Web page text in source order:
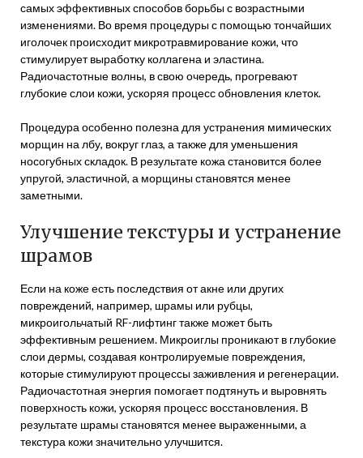
самых эффективных способов борьбы с возрастными
изменениями. Во время процедуры с помощью тончайших
иголочек происходит микротравмирование кожи, что
стимулирует выработку коллагена и эластина.
Радиочастотные волны, в свою очередь, прогревают
глубокие слои кожи, ускоряя процесс обновления клеток.
Процедура особенно полезна для устранения мимических
морщин на лбу, вокруг глаз, а также для уменьшения
носогубных складок. В результате кожа становится более
упругой, эластичной, а морщины становятся менее
заметными.
Улучшение текстуры и устранение
шрамов
Если на коже есть последствия от акне или других
повреждений, например, шрамы или рубцы,
микроигольчатый RF-лифтинг также может быть
эффективным решением. Микроиглы проникают в глубокие
слои дермы, создавая контролируемые повреждения,
которые стимулируют процессы заживления и регенерации.
Радиочастотная энергия помогает подтянуть и выровнять
поверхность кожи, ускоряя процесс восстановления. В
результате шрамы становятся менее выраженными, а
текстура кожи значительно улучшится.